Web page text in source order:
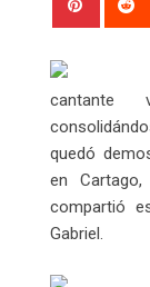
cantante
quedó
en
compartió
Gabriel.